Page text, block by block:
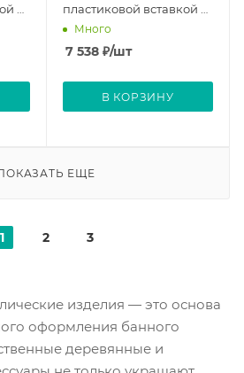
и
пластиковой вставкой и
наливным клапаном,
липа "Банные штучки"
Много
7 538₽/шт
В КОРЗИНУ
ЕЩЕ
1 2 3
изделия — это основа
оформления банного
деревянные и